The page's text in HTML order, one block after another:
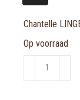
Chantelle
Op voorraad
Chantelle
LINGERIE